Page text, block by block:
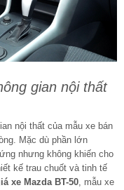
gian nội thất
nội thất của mẫu xe bán
Mặc dù phần lớn
nhưng không khiến cho
kế trau chuốt và tinh tế
xe Mazda BT-50, mẫu xe